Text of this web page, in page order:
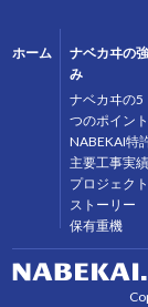
ホーム
ナベカヰの強
み
ナベカヰの5
つのポイント
NABEKAI特
主要工事実績
プロジェクト
ストーリー
保有重機